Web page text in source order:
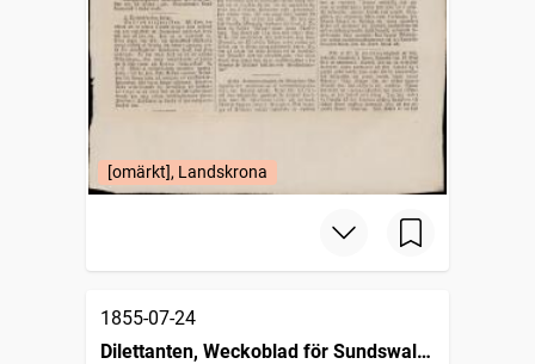
[omärkt], Landskrona
1855-07-24
Dilettanten, Weckoblad för Sundswalls